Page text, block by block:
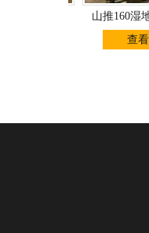
山推160湿地
查看